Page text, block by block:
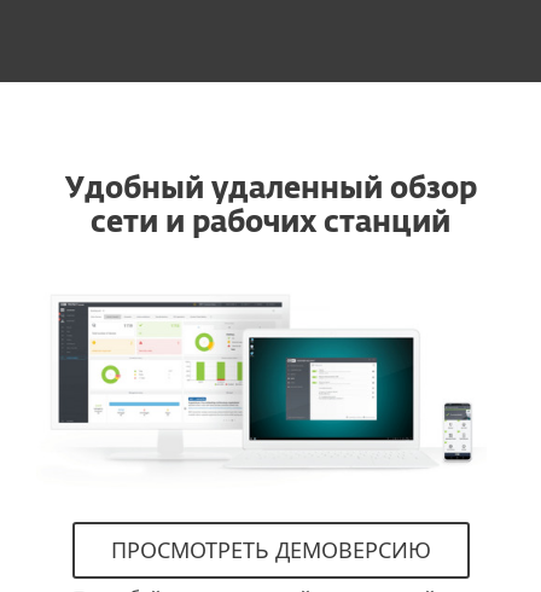
Удобный удаленный обзор
сети и рабочих станций
ПРОСМОТРЕТЬ ДЕМОВЕРСИЮ